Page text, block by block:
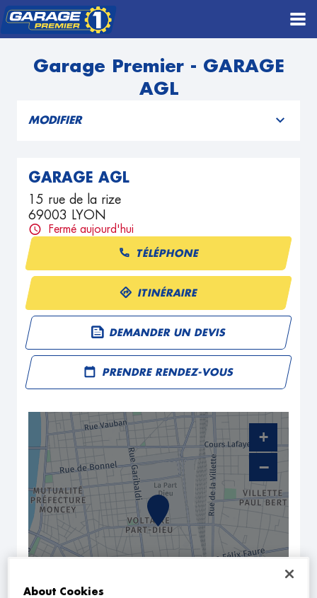
Garage Premier - GARAGE
AGL
MODIFIER
GARAGE AGL
15 rue de la rize
69003 LYON
Fermé aujourd'hui
TÉLÉPHONE
ITINÉRAIRE
DEMANDER UN DEVIS
PRENDRE RENDEZ-VOUS
+
−
About Cookies